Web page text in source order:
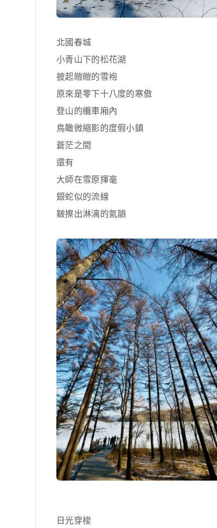
北國春城
小青山下的松花湖
披起皚皚的雪袍
原來是零下十八度的寒傲
登山的纜車廂內
鳥瞰微縮影的度假小鎮
蒼茫之間
還有
大師在雪原揮毫
銀蛇似的流線
皴擦出淋漓的氣韻
日光穿梭